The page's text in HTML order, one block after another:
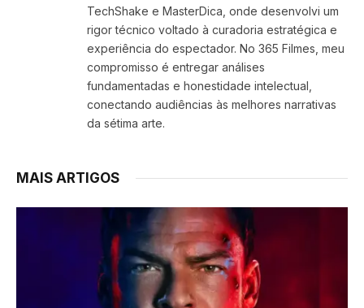
TechShake e MasterDica, onde desenvolvi um
rigor técnico voltado à curadoria estratégica e
experiência do espectador. No 365 Filmes, meu
compromisso é entregar análises
fundamentadas e honestidade intelectual,
conectando audiências às melhores narrativas
da sétima arte.
MAIS ARTIGOS